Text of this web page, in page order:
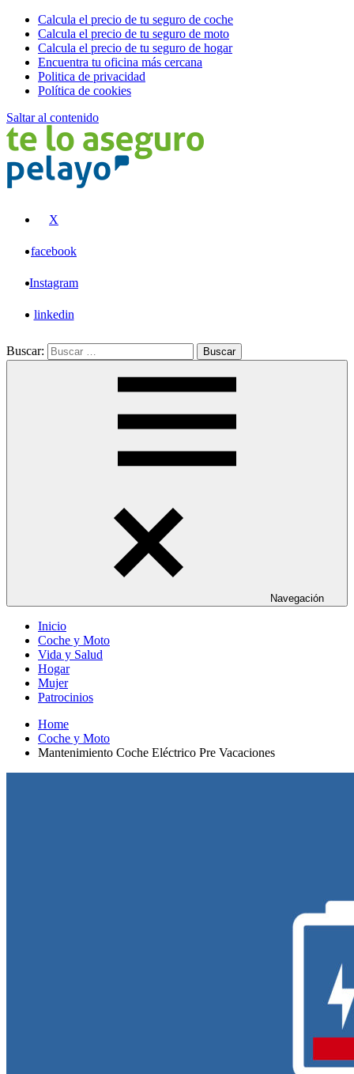
Calcula el precio de tu seguro de coche
Calcula el precio de tu seguro de moto
Calcula el precio de tu seguro de hogar
Encuentra tu oficina más cercana
Politica de privacidad
Política de cookies
Saltar al contenido
X
facebook
Instagram
linkedin
Buscar: Buscar
Navegación
Inicio
Coche y Moto
Vida y Salud
Hogar
Mujer
Patrocinios
Home
Coche y Moto
Mantenimiento Coche Eléctrico Pre Vacaciones